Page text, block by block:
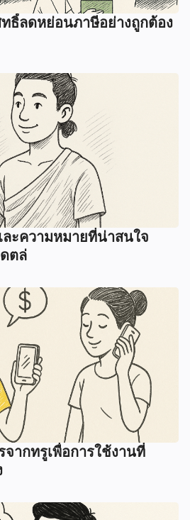
ธิ์ลดหย่อนภาษีอย่างถูกต้อง
ะความหมายที่น่าสนใจ
ตล่
จากทรูเพื่อการใช้งานที่